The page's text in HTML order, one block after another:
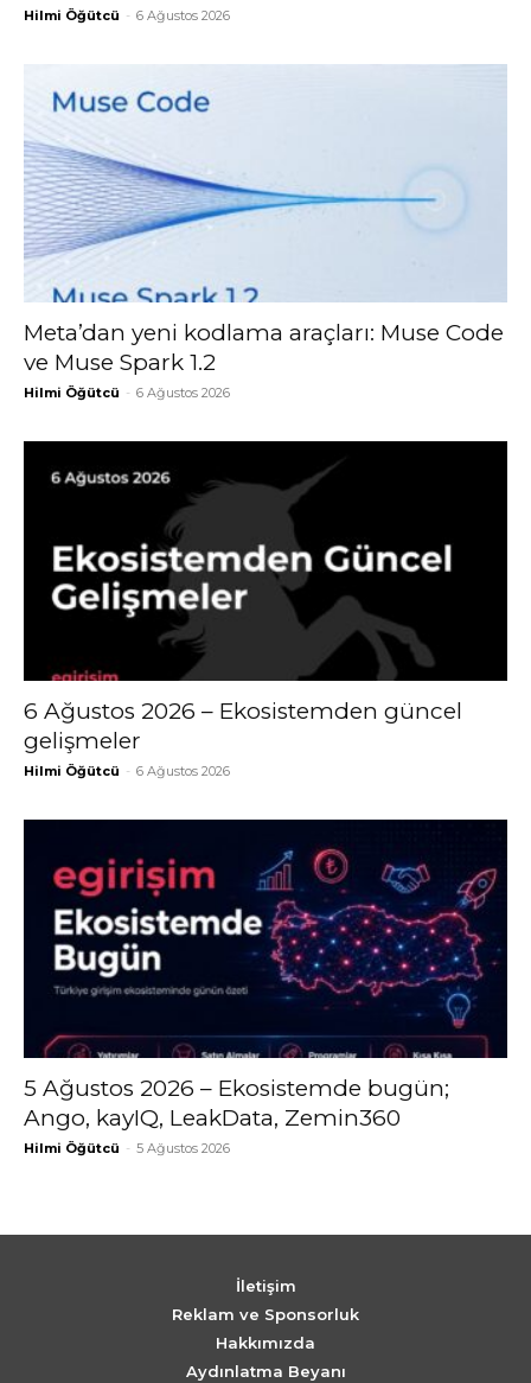
Hilmi Öğütcü - 6 Ağustos 2026
Meta’dan yeni kodlama araçları: Muse Code
ve Muse Spark 1.2
Hilmi Öğütcü - 6 Ağustos 2026
6 Ağustos 2026 – Ekosistemden güncel
gelişmeler
Hilmi Öğütcü - 6 Ağustos 2026
5 Ağustos 2026 – Ekosistemde bugün;
Ango, kayIQ, LeakData, Zemin360
Hilmi Öğütcü - 5 Ağustos 2026
İletişim
Reklam ve Sponsorluk
Hakkımızda
Aydınlatma Beyanı